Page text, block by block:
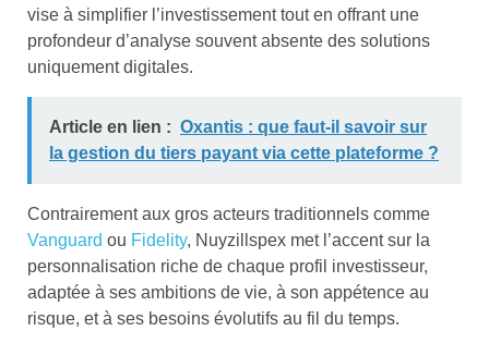
vise à simplifier l’investissement tout en offrant une
profondeur d’analyse souvent absente des solutions
uniquement digitales.
Article en lien : Oxantis : que faut-il savoir sur
la gestion du tiers payant via cette plateforme ?
Contrairement aux gros acteurs traditionnels comme
Vanguard ou Fidelity, Nuyzillspex met l’accent sur la
personnalisation riche de chaque profil investisseur,
adaptée à ses ambitions de vie, à son appétence au
risque, et à ses besoins évolutifs au fil du temps.